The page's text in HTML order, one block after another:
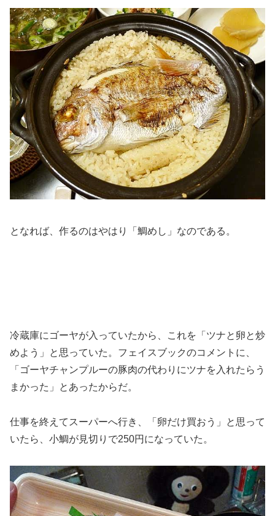
となれば、作るのはやはり「鯛めし」なのである。
冷蔵庫にゴーヤが入っていたから、これを「ツナと卵と炒
めよう」と思っていた。フェイスブックのコメントに、
「ゴーヤチャンプルーの豚肉の代わりにツナを入れたらう
まかった」とあったからだ。
仕事を終えてスーパーへ行き、「卵だけ買おう」と思って
いたら、小鯛が見切りで250円になっていた。